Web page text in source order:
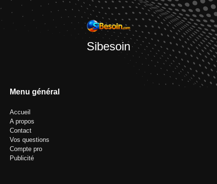
Sibesoin
Menu général
Accueil
A propos
Contact
Vos questions
Compte pro
Publicité